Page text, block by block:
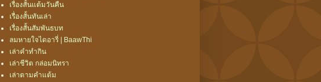
เรื่องสั้นแต้มวันคืน
เรื่องสั้นทันเล่า
เรื่องสั้นสัมพันธบท
ลมหายใจไดอารี่ | BaawThi
เล่าคำทำกิน
เล่าชีวิต กล่อมนิทรา
เล่าตามคำแต้ม